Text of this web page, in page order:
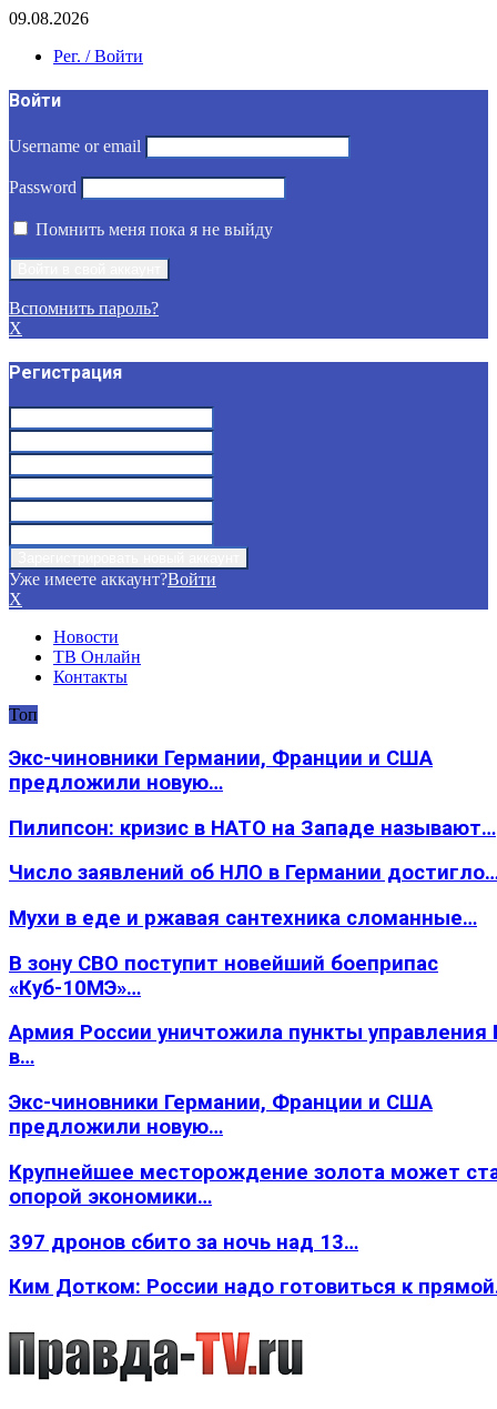
09.08.2026
Рег. / Войти
Войти
Username or email
Password
Помнить меня пока я не выйду
Вспомнить пароль?
X
Регистрация
Уже имеете аккаунт?Войти
X
Новости
ТВ Онлайн
Контакты
Топ
Экс-чиновники Германии, Франции и США
предложили новую…
Пилипсон: кризис в НАТО на Западе называют…
Число заявлений об НЛО в Германии
Мухи в еде и ржавая сантехника сломанные…
В зону СВО поступит новейший боеприпас
«Куб-10МЭ»…
Армия России уничтожила пункты
в…
Экс-чиновники Германии, Франции и США
предложили новую…
Крупнейшее месторождение золота может
опорой экономики…
397 дронов сбито за ночь над 13…
Ким Дотком: России надо готовиться к